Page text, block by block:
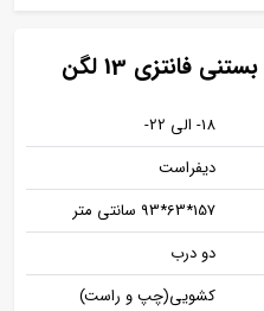
فانتزی 13 لگن
18- الی 22-
دیفراست
157*63*93 سانتی متر
دو درب
کشویی(چپ و راست)